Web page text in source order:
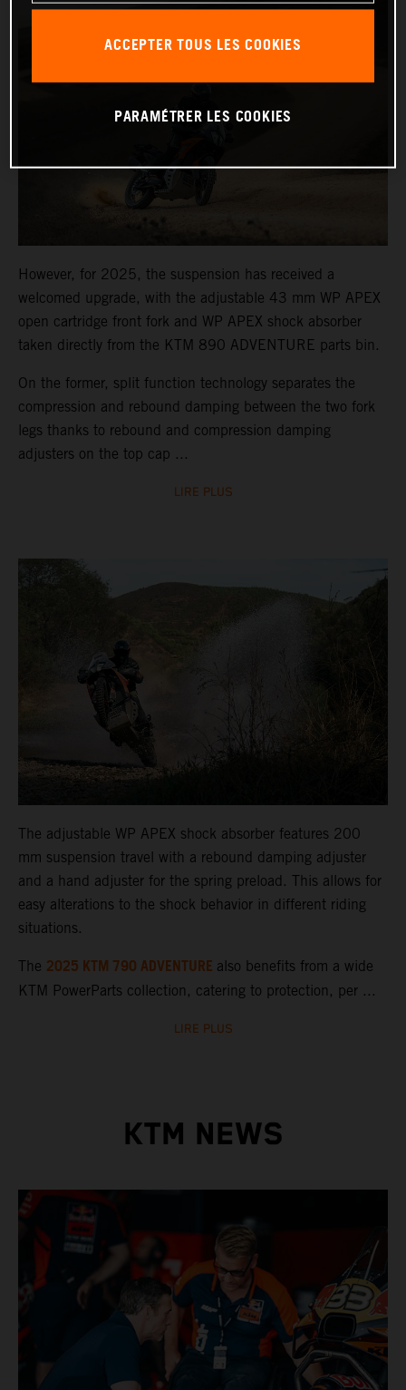
However, for 2025, the suspension has received a
welcomed upgrade, with the adjustable 43 mm WP APEX
open cartridge front fork and WP APEX shock absorber
taken directly from the KTM 890 ADVENTURE parts bin.
On the former, split function technology separates the
compression and rebound damping between the two fork
legs thanks to rebound and compression damping
adjusters on the top cap ...
LIRE PLUS
The adjustable WP APEX shock absorber features 200
mm suspension travel with a rebound damping adjuster
and a hand adjuster for the spring preload. This allows for
easy alterations to the shock behavior in different riding
situations.
The 2025 KTM 790 ADVENTURE also benefits from a wide
KTM PowerParts collection, catering to protection, per ...
LIRE PLUS
KTM NEWS
ACCEPTER TOUS LES COOKIES
PARAMÉTRER LES COOKIES